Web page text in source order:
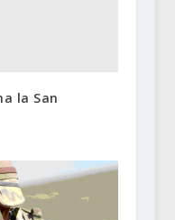
la San